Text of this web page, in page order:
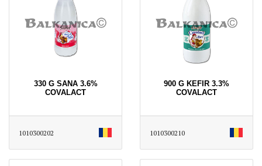
330 G SANA 3.6%
COVALACT
1010300202
900 G KEFIR 3.3%
COVALACT
1010300210